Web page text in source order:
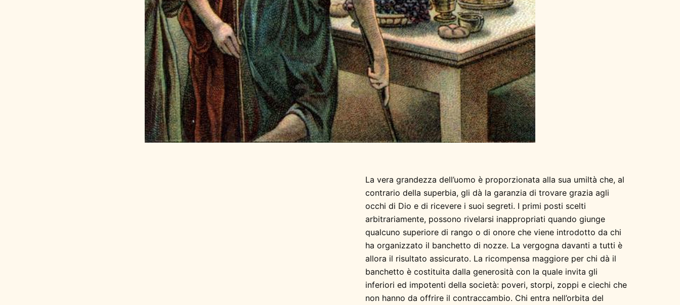
La vera grandezza dell’uomo è proporzionata alla sua umiltà che, al
contrario della superbia, gli dà la garanzia di trovare grazia agli
occhi di Dio e di ricevere i suoi segreti. I primi posti scelti
arbitrariamente, possono rivelarsi inappropriati quando giunge
qualcuno superiore di rango o di onore che viene introdotto da chi
ha organizzato il banchetto di nozze. La vergogna davanti a tutti è
allora il risultato assicurato. La ricompensa maggiore per chi dà il
banchetto è costituita dalla generosità con la quale invita gli
inferiori ed impotenti della società: poveri, storpi, zoppi e ciechi che
non hanno da offrire il contraccambio. Chi entra nell’orbita del